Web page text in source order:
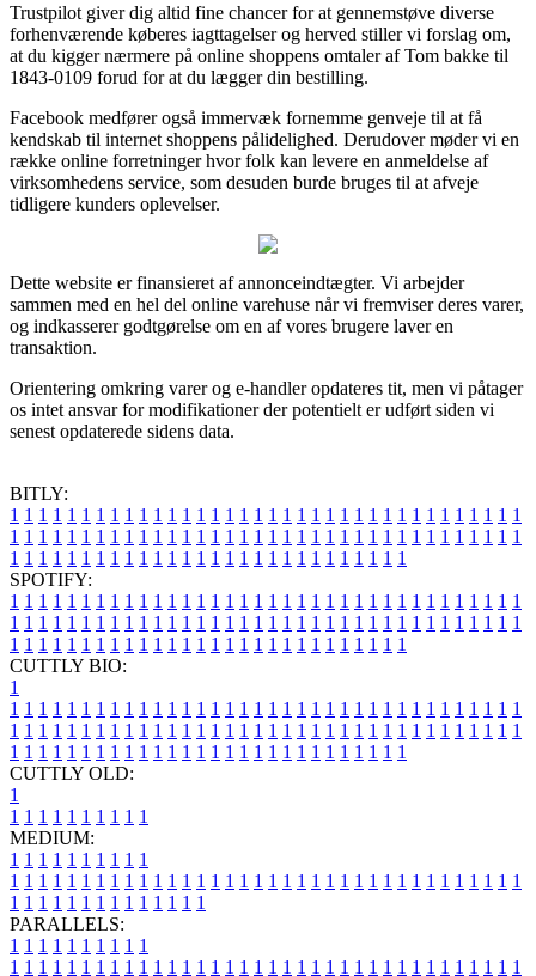
Trustpilot giver dig altid fine chancer for at gennemstøve diverse
forhenværende køberes iagttagelser og herved stiller vi forslag om,
at du kigger nærmere på online shoppens omtaler af Tom bakke til
1843-0109 forud for at du lægger din bestilling.
Facebook medfører også immervæk fornemme genveje til at få
kendskab til internet shoppens pålidelighed. Derudover møder vi en
række online forretninger hvor folk kan levere en anmeldelse af
virksomhedens service, som desuden burde bruges til at afveje
tidligere kunders oplevelser.
Dette website er finansieret af annonceindtægter. Vi arbejder
sammen med en hel del online varehuse når vi fremviser deres varer,
og indkasserer godtgørelse om en af vores brugere laver en
transaktion.
Orientering omkring varer og e-handler opdateres tit, men vi påtager
os intet ansvar for modifikationer der potentielt er udført siden vi
senest opdaterede sidens data.
BITLY:
1 1 1 1 1 1 1 1 1 1 1 1 1 1 1 1 1 1 1 1 1 1 1 1 1 1 1 1 1 1 1 1 1 1 1 1
1 1 1 1 1 1 1 1 1 1 1 1 1 1 1 1 1 1 1 1 1 1 1 1 1 1 1 1 1 1 1 1 1 1 1 1
1 1 1 1 1 1 1 1 1 1 1 1 1 1 1 1 1 1 1 1 1 1 1 1 1 1 1 1
SPOTIFY:
1 1 1 1 1 1 1 1 1 1 1 1 1 1 1 1 1 1 1 1 1 1 1 1 1 1 1 1 1 1 1 1 1 1 1 1
1 1 1 1 1 1 1 1 1 1 1 1 1 1 1 1 1 1 1 1 1 1 1 1 1 1 1 1 1 1 1 1 1 1 1 1
1 1 1 1 1 1 1 1 1 1 1 1 1 1 1 1 1 1 1 1 1 1 1 1 1 1 1 1
CUTTLY BIO:
1
1 1 1 1 1 1 1 1 1 1 1 1 1 1 1 1 1 1 1 1 1 1 1 1 1 1 1 1 1 1 1 1 1 1 1 1
1 1 1 1 1 1 1 1 1 1 1 1 1 1 1 1 1 1 1 1 1 1 1 1 1 1 1 1 1 1 1 1 1 1 1 1
1 1 1 1 1 1 1 1 1 1 1 1 1 1 1 1 1 1 1 1 1 1 1 1 1 1 1 1
CUTTLY OLD:
1
1 1 1 1 1 1 1 1 1 1
MEDIUM:
1 1 1 1 1 1 1 1 1 1
1 1 1 1 1 1 1 1 1 1 1 1 1 1 1 1 1 1 1 1 1 1 1 1 1 1 1 1 1 1 1 1 1 1 1 1
1 1 1 1 1 1 1 1 1 1 1 1 1 1
PARALLELS:
1 1 1 1 1 1 1 1 1 1
1 1 1 1 1 1 1 1 1 1 1 1 1 1 1 1 1 1 1 1 1 1 1 1 1 1 1 1 1 1 1 1 1 1 1 1